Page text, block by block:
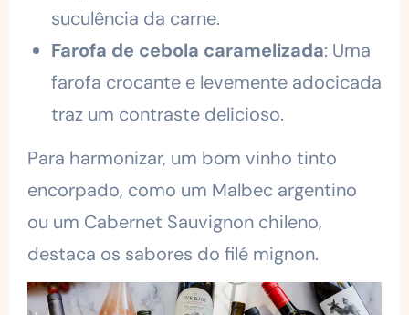
suculência da carne.
Farofa de cebola caramelizada: Uma
farofa crocante e levemente adocicada
traz um contraste delicioso.
Para harmonizar, um bom vinho tinto
encorpado, como um Malbec argentino
ou um Cabernet Sauvignon chileno,
destaca os sabores do filé mignon.